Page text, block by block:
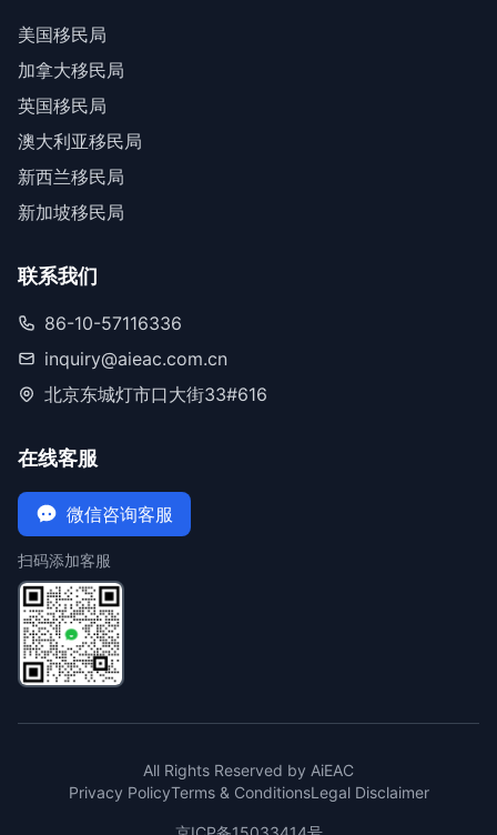
美国移民局
加拿大移民局
英国移民局
澳大利亚移民局
新西兰移民局
新加坡移民局
联系我们
86-10-57116336
inquiry@aieac.com.cn
北京东城灯市口大街33#616
在线客服
微信咨询客服
扫码添加客服
All Rights Reserved by AiEAC
Privacy PolicyTerms & ConditionsLegal Disclaimer